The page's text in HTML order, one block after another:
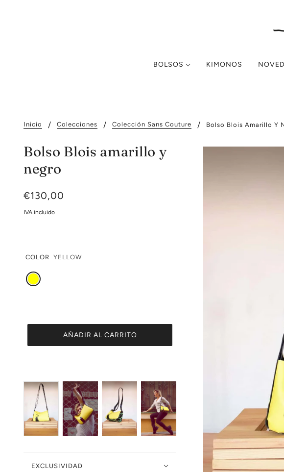
BOLSOS KIMONOS
Inicio Colecciones Colección Sans Couture Bolso Blois Amarillo Y
Bolso Blois amarillo y
negro
€130,00
IVA incluido
COLOR YELLOW
AÑADIR AL CARRITO
EXCLUSIVIDAD